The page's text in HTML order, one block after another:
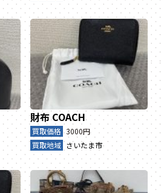
財布 COACH
買取価格 3000円
買取地域 さいたま市